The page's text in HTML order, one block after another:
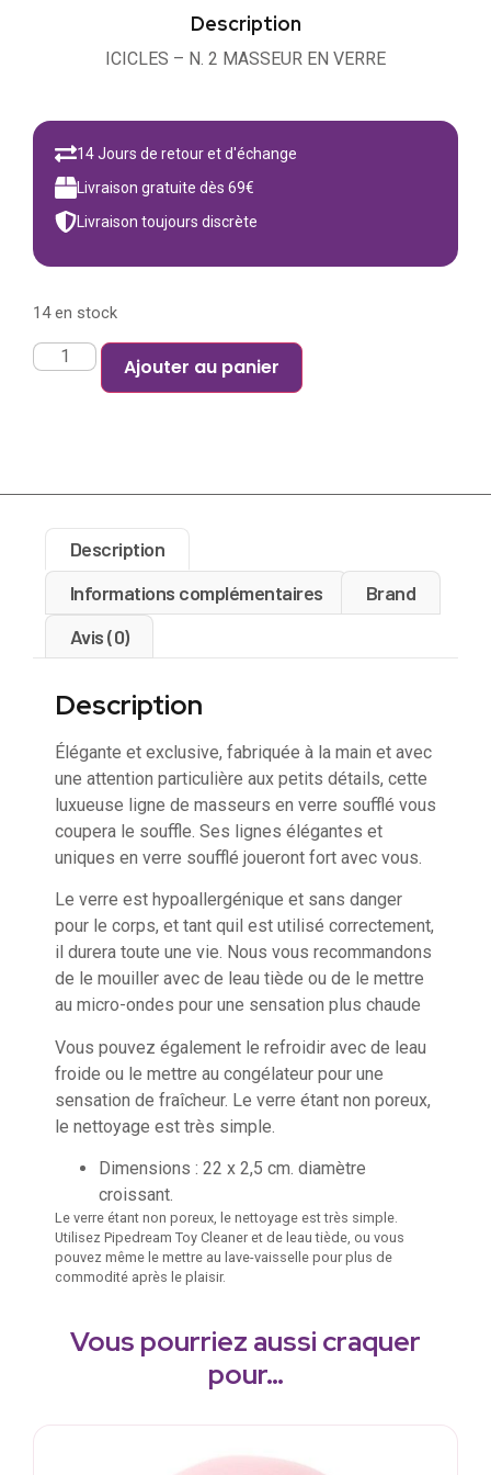
Description
ICICLES – N. 2 MASSEUR EN VERRE
14 Jours de retour et d'échange
Livraison gratuite dès 69€
Livraison toujours discrète
14 en stock
Ajouter au panier
Description
Informations complémentaires
Brand
Avis (0)
Description
Élégante et exclusive, fabriquée à la main et avec
une attention particulière aux petits détails, cette
luxueuse ligne de masseurs en verre soufflé vous
coupera le souffle. Ses lignes élégantes et
uniques en verre soufflé joueront fort avec vous.
Le verre est hypoallergénique et sans danger
pour le corps, et tant quil est utilisé correctement,
il durera toute une vie. Nous vous recommandons
de le mouiller avec de leau tiède ou de le mettre
au micro-ondes pour une sensation plus chaude
Vous pouvez également le refroidir avec de leau
froide ou le mettre au congélateur pour une
sensation de fraîcheur. Le verre étant non poreux,
le nettoyage est très simple.
Dimensions : 22 x 2,5 cm. diamètre
croissant.
Le verre étant non poreux, le nettoyage est très simple.
Utilisez Pipedream Toy Cleaner et de leau tiède, ou vous
pouvez même le mettre au lave-vaisselle pour plus de
commodité après le plaisir.
Vous pourriez aussi craquer
pour…